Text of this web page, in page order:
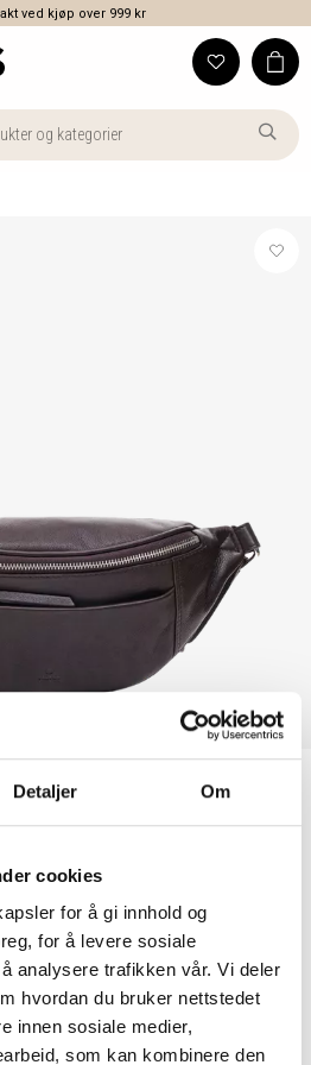
Detaljer Om
cookies
for å gi innhold og
for å levere sosiale
analysere trafikken vår. Vi deler
hvordan du bruker nettstedet
innen sosiale medier,
som kan kombinere den
ved kjøp over 999 kr
Legg i handlekurv